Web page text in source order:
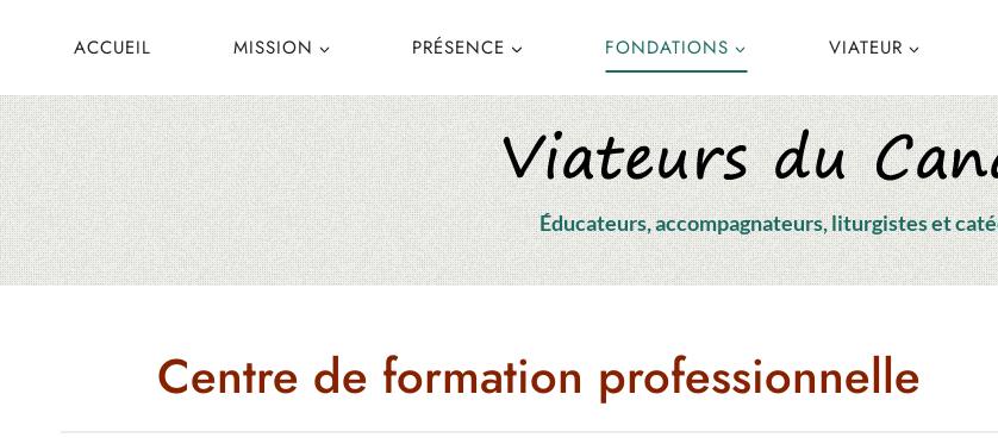
ACCUEIL MISSION PRÉSENCE FONDATIONS VIATEUR
Éducateurs, accompagnateurs, liturgistes et
Centre de formation professionnelle